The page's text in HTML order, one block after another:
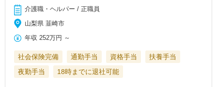
介護職・ヘルパー / 正職員
山梨県 韮崎市
年収 252万円 ～
社会保険完備 通勤手当 資格手当
扶養手当
夜勤手当
18時までに退社可能